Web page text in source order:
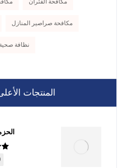
مكافحة الفئران
مكافحة صراصير المنازل
نظافة صحية
المنتجات